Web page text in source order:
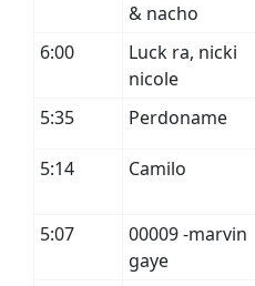
& nacho
6:00
Luck ra, nicki
nicole
5:35 Perdoname
5:14 Camilo
5:07
00009 -marvin
gaye